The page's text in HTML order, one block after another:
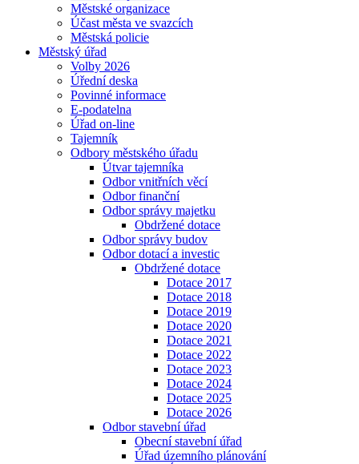
Městské organizace
Účast města ve svazcích
Městská policie
Městský úřad
Volby 2026
Úřední deska
Povinné informace
E-podatelna
Úřad on-line
Tajemník
Odbory městského úřadu
Útvar tajemníka
Odbor vnitřních věcí
Odbor finanční
Odbor správy majetku
Obdržené dotace
Odbor správy budov
Odbor dotací a investic
Obdržené dotace
Dotace 2017
Dotace 2018
Dotace 2019
Dotace 2020
Dotace 2021
Dotace 2022
Dotace 2023
Dotace 2024
Dotace 2025
Dotace 2026
Odbor stavební úřad
Obecní stavební úřad
Úřad územního plánování